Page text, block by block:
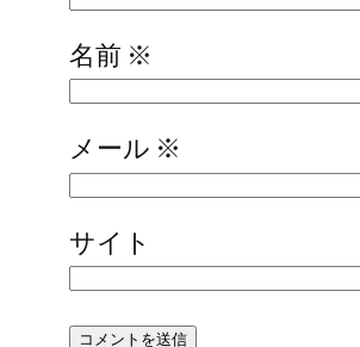
名前 ※
メール ※
サイト